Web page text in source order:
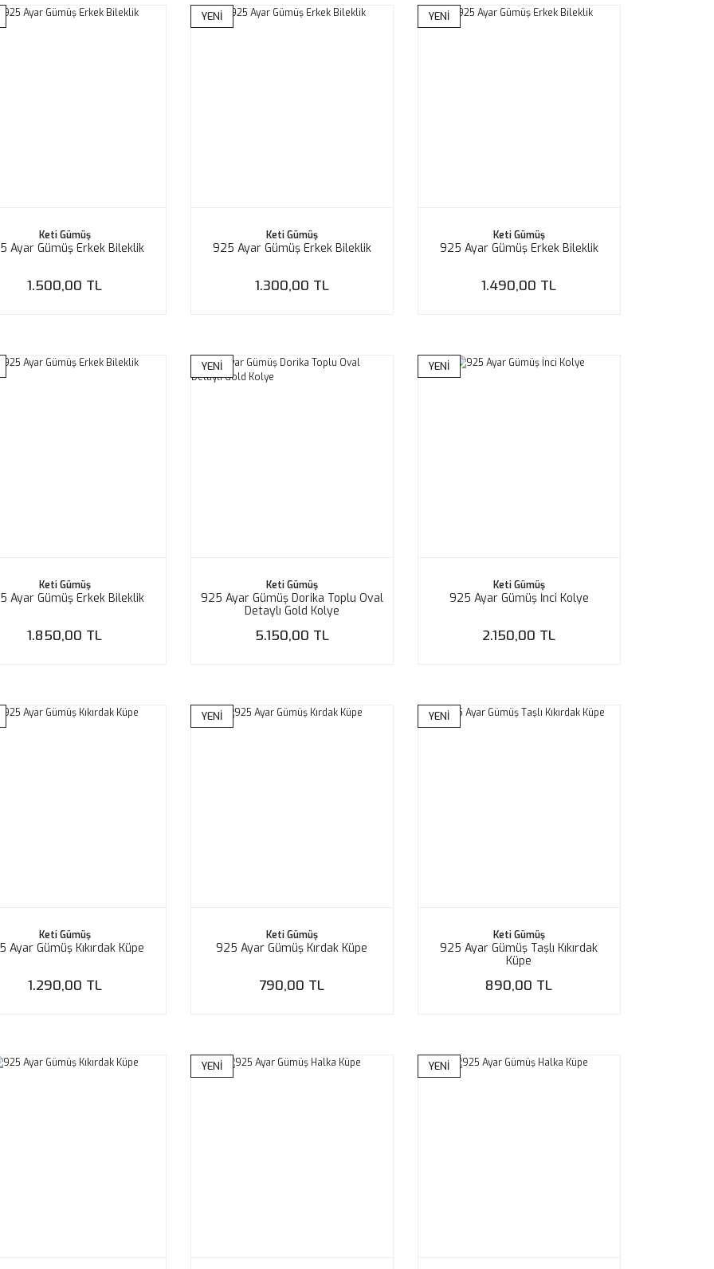
Keti Gümüş
Ayar Gümüş Erkek Bileklik
1.500,00 TL
YENİ
Keti Gümüş
925 Ayar Gümüş Erkek Bileklik
1.300,00 TL
YENİ
Keti Gümüş
925 Ayar Gümüş Erkek Bileklik
1.490,00 TL
Keti Gümüş
Ayar Gümüş Erkek Bileklik
1.850,00 TL
YENİ
Keti Gümüş
925 Ayar Gümüş Dorika Toplu Oval
Detaylı Gold Kolye
5.150,00 TL
YENİ
Keti Gümüş
925 Ayar Gümüş İnci Kolye
2.150,00 TL
Keti Gümüş
Ayar Gümüş Kıkırdak Küpe
1.290,00 TL
YENİ
Keti Gümüş
925 Ayar Gümüş Kırdak Küpe
790,00 TL
YENİ
Keti Gümüş
925 Ayar Gümüş Taşlı Kıkırdak
Küpe
890,00 TL
YENİ YENİ